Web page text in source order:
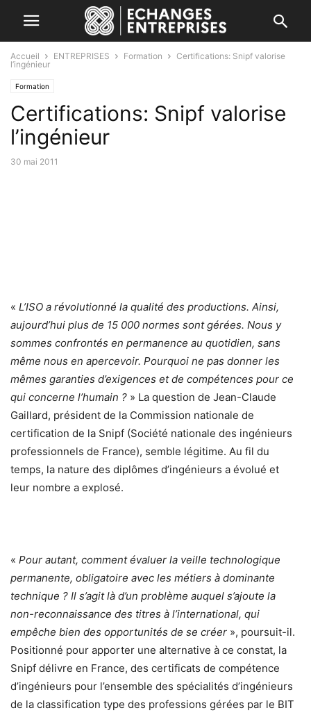
Accueil ENTREPRISES Formation
Certifications: Snipf valorise
l’ingénieur
Formation
Certifications: Snipf valorise
l’ingénieur
30 mai 2011
« L’ISO a révolutionné la qualité des productions. Ainsi,
aujourd’hui plus de 15 000 normes sont gérées. Nous y
sommes confrontés en permanence au quotidien, sans
même nous en apercevoir. Pourquoi ne pas donner les
mêmes garanties d’exigences et de compétences pour ce
qui concerne l’humain ? » La question de Jean-Claude
Gaillard, président de la Commission nationale de
certification de la Snipf (Société nationale des ingénieurs
professionnels de France), semble légitime. Au fil du
temps, la nature des diplômes d’ingénieurs a évolué et
leur nombre a explosé.
« Pour autant, comment évaluer la veille technologique
permanente, obligatoire avec les métiers à dominante
technique ? Il s’agit là d’un problème auquel s’ajoute la
non-reconnaissance des titres à l’international, qui
empêche bien des opportunités de se créer », poursuit-il.
Positionné pour apporter une alternative à ce constat, la
Snipf délivre en France, des certificats de compétence
d’ingénieurs pour l’ensemble des spécialités d’ingénieurs
de la classification type des professions gérées par le BIT